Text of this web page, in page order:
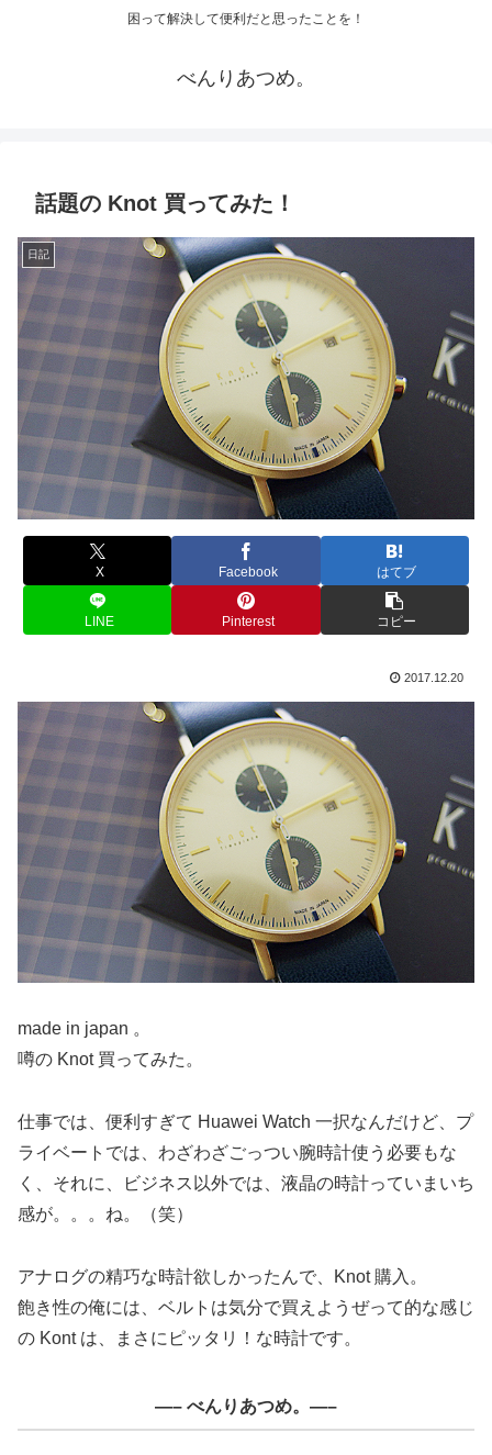
困って解決して便利だと思ったことを！
べんりあつめ。
話題の Knot 買ってみた！
日記
X Facebook はてブ
LINE Pinterest コピー
2017.12.20
made in japan 。
噂の Knot 買ってみた。
仕事では、便利すぎて Huawei Watch 一択なんだけど、プ
ライベートでは、わざわざごっつい腕時計使う必要もな
く、それに、ビジネス以外では、液晶の時計っていまいち
感が。。。ね。（笑）
アナログの精巧な時計欲しかったんで、Knot 購入。
飽き性の俺には、ベルトは気分で買えようぜって的な感じ
の Kont は、まさにピッタリ！な時計です。
—– べんりあつめ。—–